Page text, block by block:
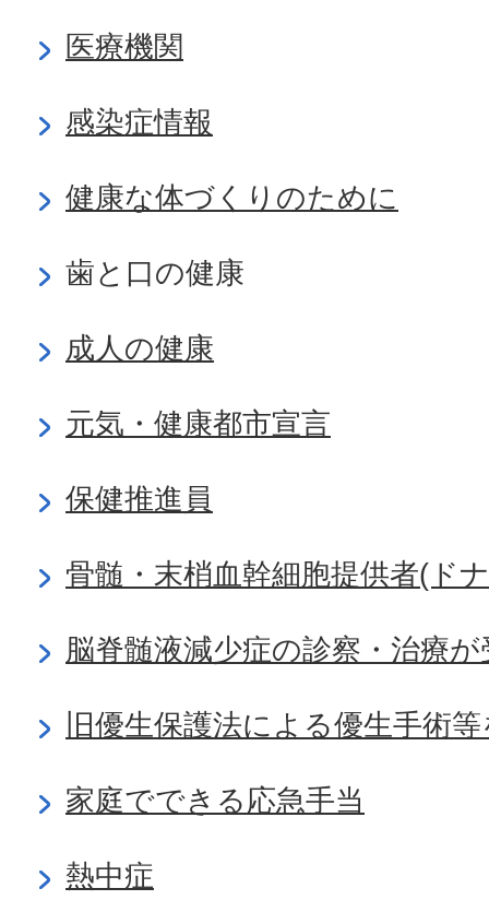
医療機関
感染症情報
健康な体づくりのために
歯と口の健康
成人の健康
元気・健康都市宣言
保健推進員
骨髄・末梢血幹細胞提供者(ド
脳脊髄液減少症の診察・治療
旧優生保護法による優生手術
家庭でできる応急手当
熱中症